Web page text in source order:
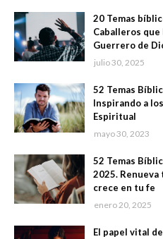
20 Temas
Caballeros
Guerrero de
julio 30, 2025
52 Temas
Inspirando a
Espiritual
mayo 30, 2023
52 Temas
2025.
crece en tu fe
enero 20, 2025
El papel vital